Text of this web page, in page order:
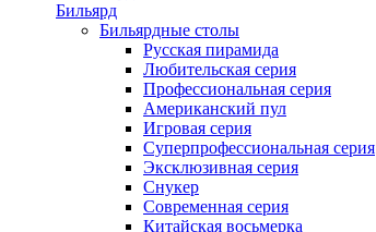
Бильярд
Бильярдные столы
Русская пирамида
Любительская серия
Профессиональная серия
Американский пул
Игровая серия
Суперпрофессиональная серия
Эксклюзивная серия
Снукер
Современная серия
Китайская восьмерка